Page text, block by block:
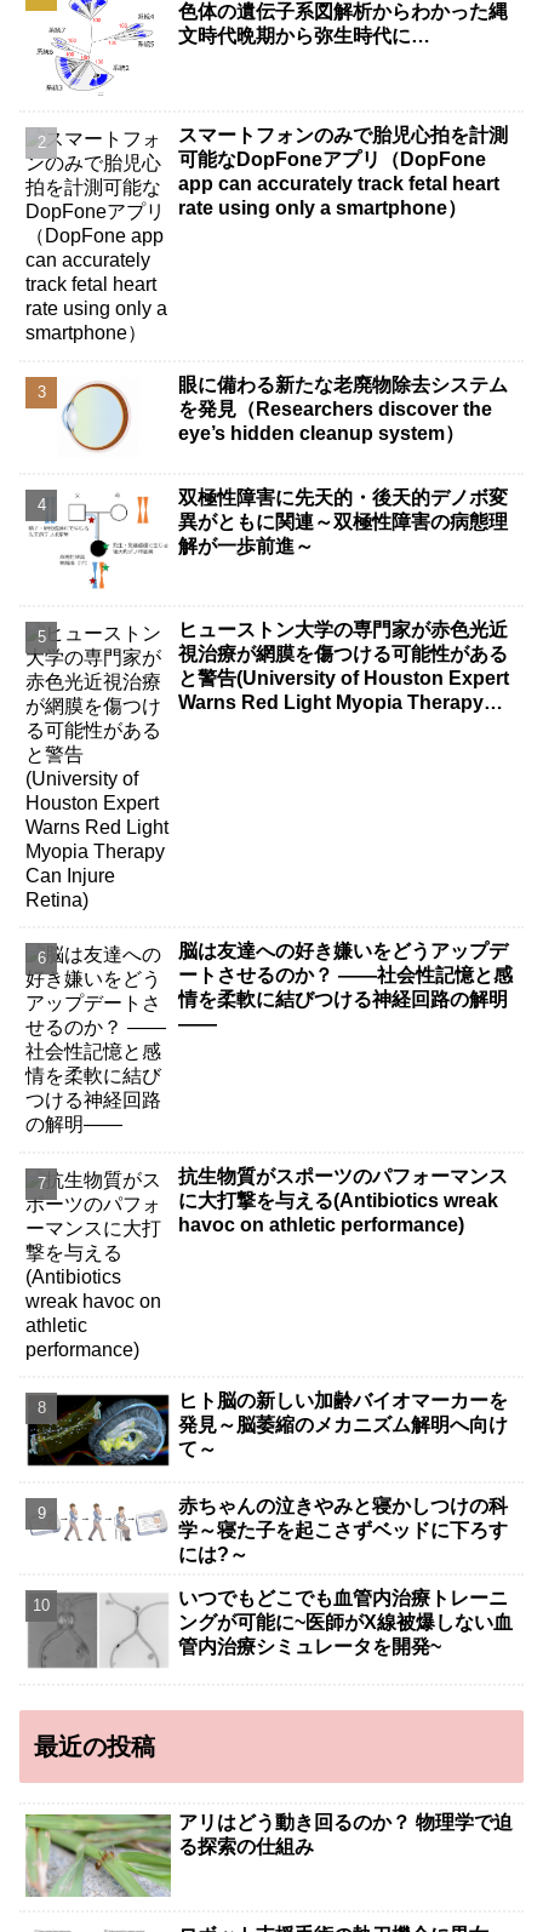
色体の遺伝子系図解析からわかった縄
文時代晩期から弥生時代に…
スマートフォンのみで胎児心拍を計測
可能なDopFoneアプリ（DopFone
app can accurately track fetal heart
rate using only a smartphone）
眼に備わる新たな老廃物除去システム
を発見（Researchers discover the
eye’s hidden cleanup system）
双極性障害に先天的・後天的デノボ変
異がともに関連～双極性障害の病態理
解が一歩前進～
ヒューストン大学の専門家が赤色光近
視治療が網膜を傷つける可能性がある
と警告(University of Houston Expert
Warns Red Light Myopia Therapy
脳は友達への好き嫌いをどうアップデ
ートさせるのか？ ――社会性記憶と感
情を柔軟に結びつける神経回路の解明
――
抗生物質がスポーツのパフォーマンス
に大打撃を与える(Antibiotics wreak
havoc on athletic performance)
ヒト脳の新しい加齢バイオマーカーを
発見～脳萎縮のメカニズム解明へ向け
て～
赤ちゃんの泣きやみと寝かしつけの科
学～寝た子を起こさずベッドに下ろす
には?～
いつでもどこでも血管内治療トレーニ
ングが可能に~医師がX線被爆しない血
管内治療シミュレータを開発~
最近の投稿
アリはどう動き回るのか？ 物理学で迫
る探索の仕組み